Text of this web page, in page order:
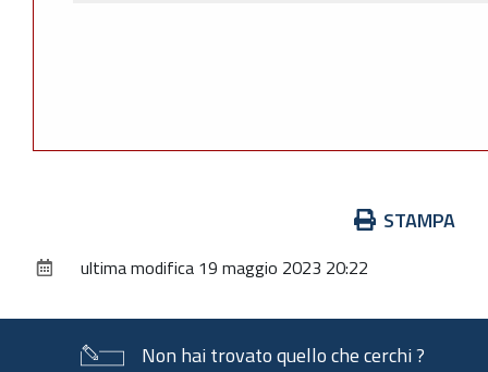
documento
STAMPA
ultima modifica 19 maggio 2023 20:22
Non hai trovato quello che cerchi ?